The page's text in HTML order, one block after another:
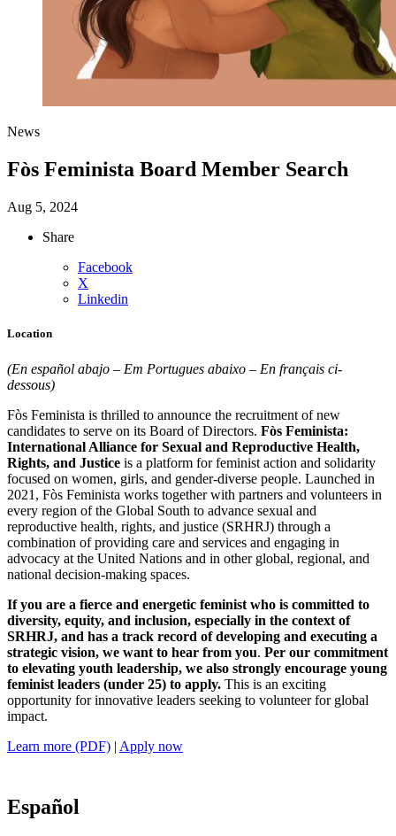
News
Fòs Feminista Board Member Search
Aug 5, 2024
Share
Facebook
X
Linkedin
Location
(En español abajo – Em Portugues abaixo – En français ci-
dessous)
Fòs Feminista is thrilled to announce the recruitment of new
candidates to serve on its Board of Directors. Fòs Feminista:
International Alliance for Sexual and Reproductive Health,
Rights, and Justice is a platform for feminist action and solidarity
focused on women, girls, and gender-diverse people. Launched in
2021, Fòs Feminista works together with partners and volunteers in
every region of the Global South to advance sexual and
reproductive health, rights, and justice (SRHRJ) through a
combination of providing care and services and engaging in
advocacy at the United Nations and in other global, regional, and
national decision-making spaces.
If you are a fierce and energetic feminist who is committed to
diversity, equity, and inclusion, especially in the context of
SRHRJ, and has a track record of developing and executing a
strategic vision, we want to hear from you. Per our commitment
to elevating youth leadership, we also strongly encourage young
feminist leaders (under 25) to apply. This is an exciting
opportunity for innovative leaders seeking to volunteer for global
impact.
Learn more (PDF) | Apply now
Español